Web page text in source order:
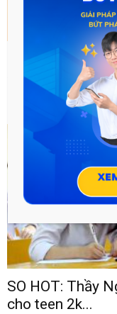
Teen 2k: Tổng
điển” cần ghi...
acq.hocmai Tháng Tư 7,
SO HOT: Thầy
cho teen 2k...